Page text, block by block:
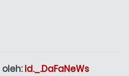
oleh:Id._.DaFaNeWs